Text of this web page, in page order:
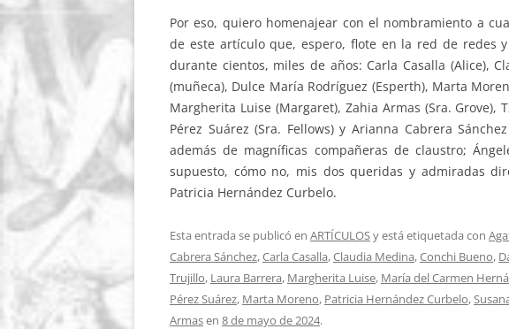
Por eso, quiero homenajear con el nombramiento a
de este artículo que, espero, flote en la red de redes
durante cientos, miles de años: Carla Casalla (Alice),
(muñeca), Dulce María Rodríguez (Esperth), Marta
Margherita Luise (Margaret), Zahia Armas (Sra. Grove),
Pérez Suárez (Sra. Fellows) y Arianna Cabrera
además de magníficas compañeras de claustro;
supuesto, cómo no, mis dos queridas y admiradas
Patricia Hernández Curbelo.
Esta entrada se publicó en ARTÍCULOSy está etiquetada con
Cabrera Sánchez,Carla Casalla,Claudia Medina,Conchi Bueno,
Trujillo, Laura Barrera, Margherita Luise, María del Carmen
Pérez Suárez, Marta Moreno, Patricia Hernández Curbelo,
Armasen 8 de mayo de 2024.